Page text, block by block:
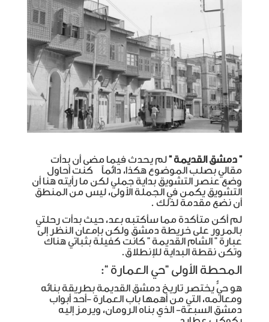
” دمشق القديمة “لم يحدث فيما مضى أن بدأت
مقالي بصلب الموضوع هكذا، دائماً كنت أحاول
وضع عنصر التشويق بداية جملي لكن ما رأيته هنا أن
التشويق يكمن في الجملة الأولى، ليس من المنطق
أن نضع مقدمة لذلك .
لم أكن متأكدة مما سأكتبه بعد، حيث بدأت رحلتي
بالمرور على خريطة دمشق ولكن بإمعان النظر إلى
عبارة ” الشام القديمة ” كانت كفيلة بثباتي هناك
وتكن نقطة البداية للإنطلاق.
المحطة الأولى “حي العمارة “:
هو حيٌّ يختصر تاريخ دمشق القديمة بطريقة بنائه
ومعالمه، التي من أهمها باب العمارة -أحد أبواب
دمشق السبعة- الذي بناه الرومان، ويرمز إليه